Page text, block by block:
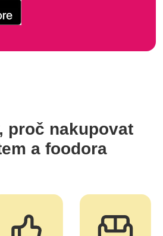
proč nakupovat
a foodora